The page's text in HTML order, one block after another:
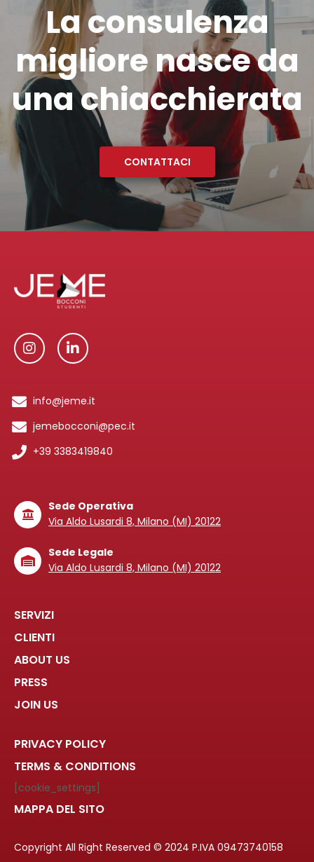
La consulenza
migliore nasce da
una chiacchierata
CONTATTACI
SERVIZI
CLIENTI
ABOUT US
PRESS
JOIN US
Sede Operativa
Via Aldo Lusardi 8, Milano (MI) 20122
Sede Legale
Via Aldo Lusardi 8, Milano (MI) 20122
info@jeme.it
jemebocconi@pec.it
+39 3383419840
Copyright All Right Reserved © 2024 P.IVA 09473740158
PRIVACY POLICY
TERMS & CONDITIONS
[cookie_settings]
MAPPA DEL SITO